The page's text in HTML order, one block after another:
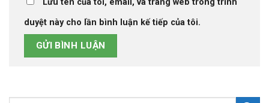
duyệt này cho lần bình luận kế tiếp của tôi.